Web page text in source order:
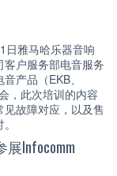
日雅马哈乐器音响
客户服务部电音服务
产品（EKB、
，此次培训的内容
故障对应，以及售
Infocomm